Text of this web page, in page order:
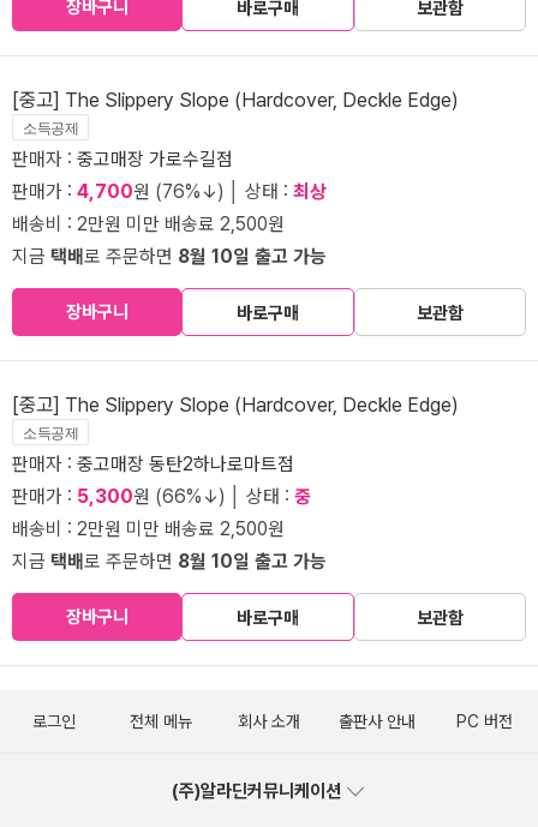
장바구니 바로구매 보관함
[중고] The Slippery Slope (Hardcover, Deckle Edge)
소득공제
판매자 : 중고매장 가로수길점
판매가 : 4,700원 (76%↓) │ 상태 : 최상
배송비 : 2만원 미만 배송료 2,500원
지금 택배로 주문하면 8월 10일 출고 가능
장바구니 바로구매 보관함
[중고] The Slippery Slope (Hardcover, Deckle Edge)
소득공제
판매자 : 중고매장 동탄2하나로마트점
판매가 : 5,300원 (66%↓) │ 상태 : 중
배송비 : 2만원 미만 배송료 2,500원
지금 택배로 주문하면 8월 10일 출고 가능
장바구니 바로구매 보관함
로그인 전체 메뉴 회사 소개 출판사 안내 PC 버전
(주)알라딘커뮤니케이션